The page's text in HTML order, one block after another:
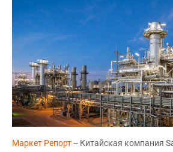
Маркет Репорт-- Китайская компания